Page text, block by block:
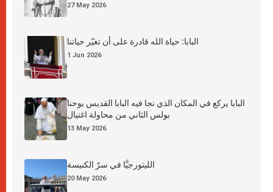
27 May 2026
البابا: حياة الله قادرة على أن تغيّر حياتنا
1 Jun 2026
البابا يركع في المكان الذي نجا فيه البابا القديس يوحنا
بولس الثاني من محاولة اغتيال
13 May 2026
الليتورجيَّا في سرّ الكنيسة
20 May 2026